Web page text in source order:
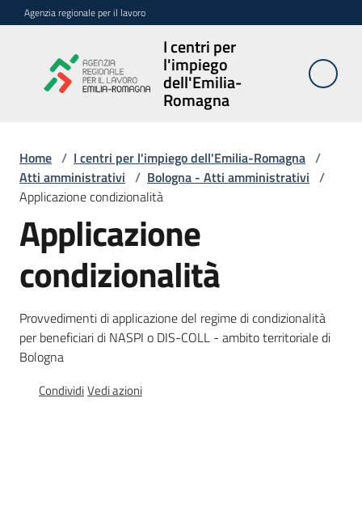
Vai al contenuto
Vai alla navigazione
Vai al footer
Agenzia regionale per il lavoro
I centri per
l'impiego
dell'Emilia-
Romagna
I centri per
l'impiego
dell'Emilia-
Romagna
Sedi
e
contatti
Avvisi
Atti
amministrativi
Menu selezionato
Home / I centri per l'impiego dell'Emilia-Romagna /
Atti amministrativi / Bologna - Atti amministrativi /
Applicazione condizionalità
Applicazione
condizionalità
Provvedimenti di applicazione del regime di condizionalità
per beneficiari di NASPI o DIS-COLL - ambito territoriale di
Bologna
CondividiVedi azioni